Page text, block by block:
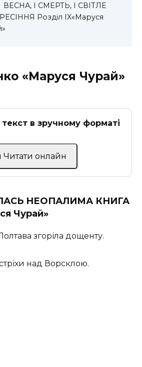
ВЕСНА, І СМЕРТЬ, І СВІТЛЕ
Розділ IX«Маруся
«Маруся Чурай»
в зручному форматі
Читати онлайн
НЕОПАЛИМА КНИГА
Чурай»
згоріла дощенту.
над Ворсклою.